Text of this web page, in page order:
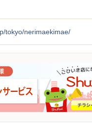
tokyo/nerimaekimae/